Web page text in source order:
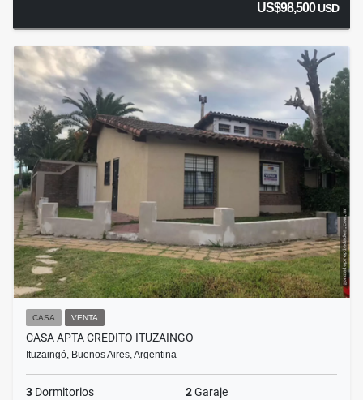
US$98,500USD
CASA VENTA
CASA APTA CREDITO ITUZAINGO
Ituzaingó, Buenos Aires, Argentina
3 Dormitorios 2Garaje